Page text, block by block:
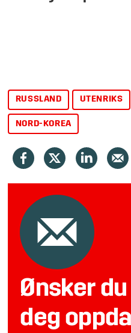
RUSSLAND UTENRIKS
NORD-KOREA
Ønsker
deg